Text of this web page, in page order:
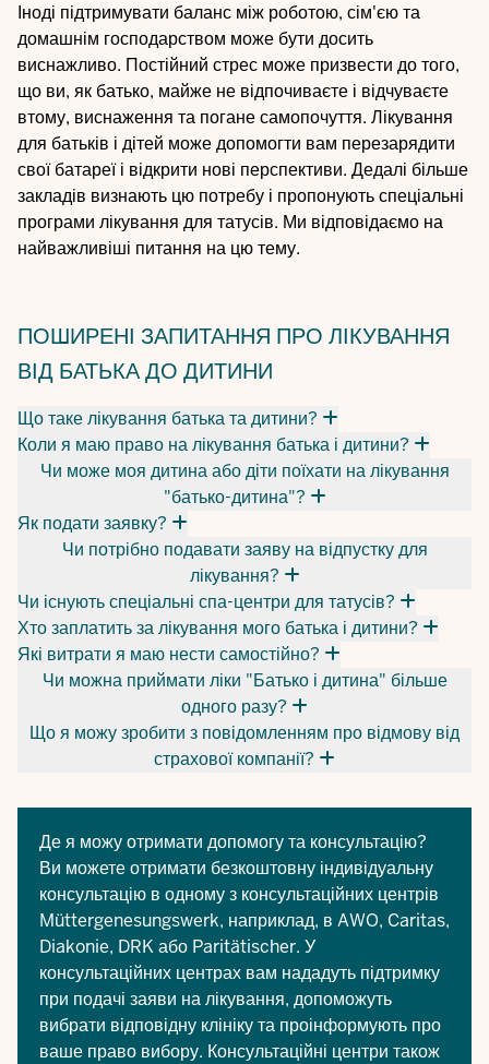
Іноді підтримувати баланс між роботою, сім'єю та
домашнім господарством може бути досить
виснажливо. Постійний стрес може призвести до того,
що ви, як батько, майже не відпочиваєте і відчуваєте
втому, виснаження та погане самопочуття. Лікування
для батьків і дітей може допомогти вам перезарядити
свої батареї і відкрити нові перспективи. Дедалі більше
закладів визнають цю потребу і пропонують спеціальні
програми лікування для татусів. Ми відповідаємо на
найважливіші питання на цю тему.
ПОШИРЕНІ ЗАПИТАННЯ ПРО ЛІКУВАННЯ
ВІД БАТЬКА ДО ДИТИНИ
Що таке лікування батька та дитини?
Коли я маю право на лікування батька і дитини?
Чи може моя дитина або діти поїхати на лікування
"батько-дитина"?
Як подати заявку?
Чи потрібно подавати заяву на відпустку для
лікування?
Чи існують спеціальні спа-центри для татусів?
Хто заплатить за лікування мого батька і дитини?
Які витрати я маю нести самостійно?
Чи можна приймати ліки "Батько і дитина" більше
одного разу?
Що я можу зробити з повідомленням про відмову від
страхової компанії?
Де я можу отримати допомогу та консультацію?
Ви можете отримати безкоштовну індивідуальну
консультацію в одному з консультаційних центрів
Müttergenesungswerk, наприклад, в AWO, Caritas,
Diakonie, DRK або Paritätischer. У
консультаційних центрах вам нададуть підтримку
при подачі заяви на лікування, допоможуть
вибрати відповідну клініку та проінформують про
ваше право вибору. Консультаційні центри також